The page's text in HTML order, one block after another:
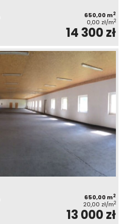
650,00 m2
0,00 zł/m2
14 300 zł
650,00 m2
20,00 zł/m2
13 000 zł